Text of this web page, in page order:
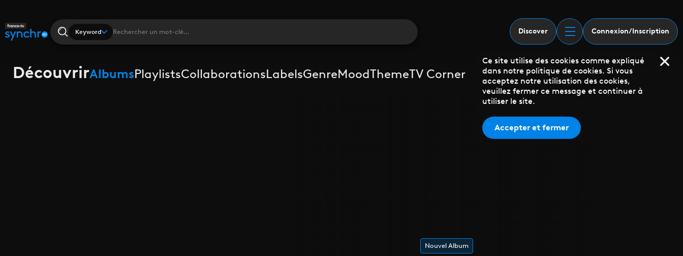
Keyword Discover Connexion/Inscription
DécouvrirAlbumsPlaylistsCollaborationsLabelsGenreMoodThemeTV Corner
Playlist de l'été
Ce site utilise des cookies comme expliqué
dans notre politique de cookies. Si vous
acceptez notre utilisation des cookies,
veuillez fermer ce message et continuer à
utiliser le site.
Accepter et fermer